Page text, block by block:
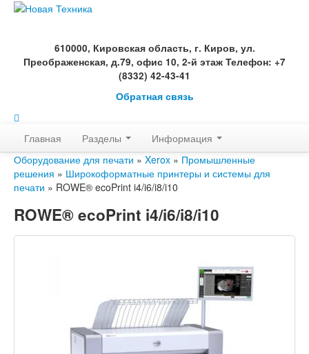
610000, Кировская область, г. Киров, ул.
Преображенская, д.79, офис 10, 2-й этаж Телефон: +7
(8332) 42-43-41
Обратная связь
Главная Разделы
Информация
Оборудование для печати » Xerox » Промышленные
решения » Широкоформатные принтеры и системы для
печати » ROWE® ecoPrint i4/i6/i8/i10
ROWE® ecoPrint i4/i6/i8/i10